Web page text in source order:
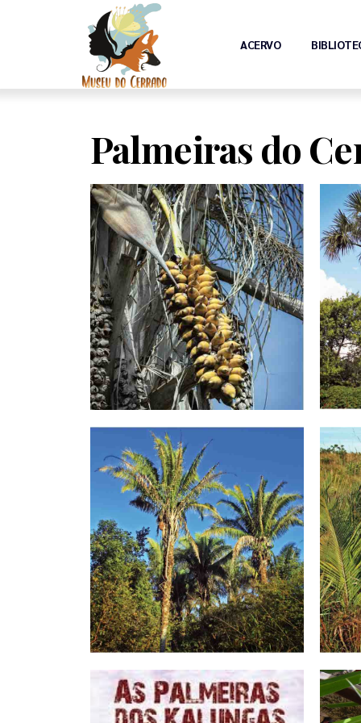
ACERVO
Palmeiras do
Babaçu
Conhece o Babaçu? Ele está na nossa
cultura por bastante tempo e dá para
fazer coisas com fruto que você nem
imagina!
Conheça!